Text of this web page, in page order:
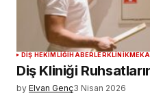
DIŞ HEKIMLIĞIHABERLERKLINIK
Diş Kliniği
by Elvan Genç3 Nisan 2026